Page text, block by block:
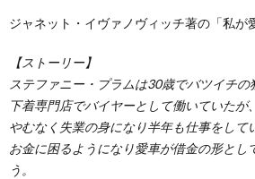
ジャネット・イヴァノヴィッチ著の「私が
【ストーリー】
ステファニー・プラムは30歳でバツイチの
下着専門店でバイヤーとして働いていたが、
やむなく失業の身になり半年も仕事をして
お金に困るようになり愛車が借金の形とし
う。